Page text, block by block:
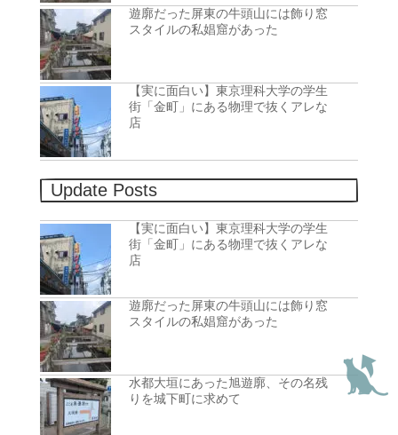
遊廓だった屏東の牛頭山には飾り窓
スタイルの私娼窟があった
【実に面白い】東京理科大学の学生
街「金町」にある物理で抜くアレな
店
Update Posts
【実に面白い】東京理科大学の学生
街「金町」にある物理で抜くアレな
店
遊廓だった屏東の牛頭山には飾り窓
スタイルの私娼窟があった
水都大垣にあった旭遊廓、その名残
りを城下町に求めて